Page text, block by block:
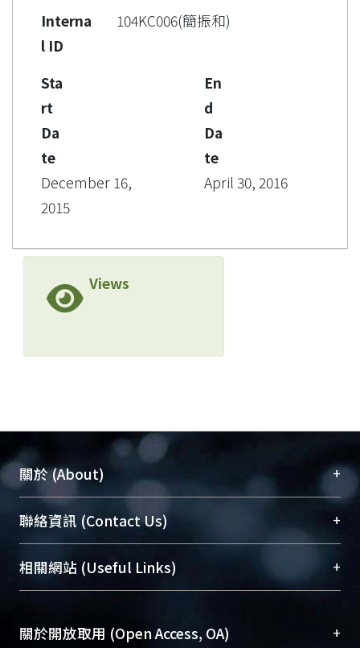
Interna
l ID
104KC006(簡振和)
Sta
rt
Da
te
December 16,
2015
En
d
Da
te
April 30, 2016
Views
關於 (About) +
臺大位居世界頂尖大學之列，為永久珍藏及向國際
展現本校豐碩的研究成果及學術能量，圖書館整合
機構典藏（NTUR）與學術庫（AH）不同功能平
台，成為臺大學術典藏NTU scholars。期能整合研
成果。
聯絡資訊 (Contact Us) +
總館學科館員(Main Library)
醫學圖書館學科館員(Medical Library)
Sciences Library)
相關網站 (Useful Links) +
關於開放取用 (Open Access, OA) +